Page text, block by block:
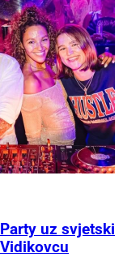
uz svjetski